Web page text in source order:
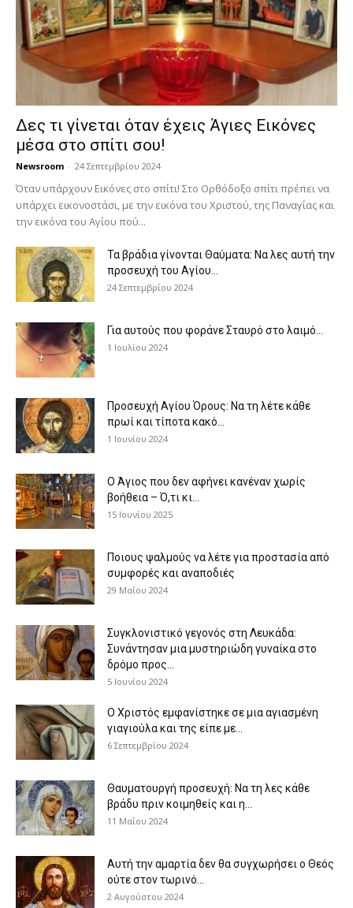
Δες τι γίνεται όταν έχεις Άγιες Εικόνες
μέσα στο σπίτι σου!
Newsroom - 24 Σεπτεμβρίου 2024
Όταν υπάρχουν Εικόνες στο σπίτι! Στο Ορθόδοξο σπίτι πρέπει να
υπάρχει εικονοστάσι, με την εικόνα του Χριστού, της Παν­αγίας και
την εικόνα του Αγίου πού...
Τα βράδια γίνονται Θαύματα: Να λες αυτή την
προσευχή του Αγίου...
24 Σεπτεμβρίου 2024
Για αυτούς που φοράνε Σταυρό στο λαιμό…
1 Ιουλίου 2024
Προσευχή Αγίου Όρους: Να τη λέτε κάθε
πρωί και τίποτα κακό...
1 Ιουνίου 2024
Ο Άγιος που δεν αφήνει κανέναν χωρίς
βοήθεια – Ό,τι κι...
15 Ιουνίου 2025
Ποιους ψαλμούς να λέτε για προστασία από
συμφορές και αναποδιές
29 Μαΐου 2024
Συγκλονιστικό γεγονός στη Λευκάδα:
Συνάντησαν μια μυστηριώδη γυναίκα στο
δρόμο προς...
5 Ιουνίου 2024
Ο Χριστός εμφανίστηκε σε μια αγιασμένη
γιαγιούλα και της είπε με...
6 Σεπτεμβρίου 2024
Θαυματουργή προσευχή: Να τη λες κάθε
βράδυ πριν κοιμηθείς και η...
11 Μαΐου 2024
Αυτή την αμαρτία δεν θα συγχωρήσει ο Θεός
ούτε στον τωρινό...
2 Αυγούστου 2024